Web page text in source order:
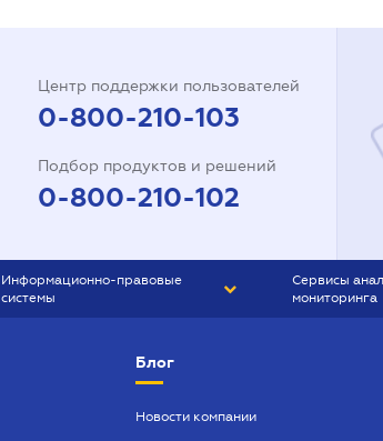
Центр поддержки пользователей
0-800-210-103
Подбор продуктов и решений
0-800-210-102
Информационно-правовые
системы
Сервисы
мониторинга
Блог
Новости компании